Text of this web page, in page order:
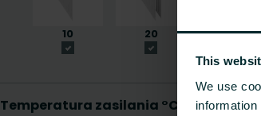
This
We use